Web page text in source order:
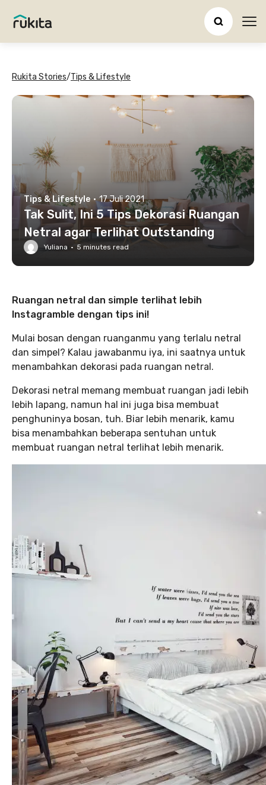
Rukita Stories/Tips & Lifestyle
Tips & Lifestyle · 17 Juli 2021
Tak Sulit, Ini 5 Tips Dekorasi Ruangan
Netral agar Terlihat Outstanding
Yuliana · 5 minutes read
Ruangan netral dan simple terlihat lebih
Instagramble dengan tips ini!
Mulai bosan dengan ruanganmu yang terlalu netral
dan simpel? Kalau jawabanmu iya, ini saatnya untuk
menambahkan dekorasi pada ruangan netral.
Dekorasi netral memang membuat ruangan jadi lebih
lebih lapang, namun hal ini juga bisa membuat
penghuninya bosan, tuh. Biar lebih menarik, kamu
bisa menambahkan beberapa sentuhan untuk
membuat ruangan netral terlihat lebih menarik.